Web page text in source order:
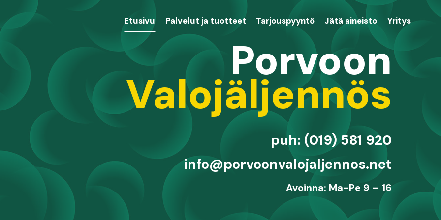
Etusivu Palvelut ja tuotteet Tarjouspyyntö Jätä aineisto Yritys
Porvoon
Valojäljennös
puh: (019) 581 920
info@porvoonvalojaljennos.net
Avoinna: Ma-Pe 9 – 16